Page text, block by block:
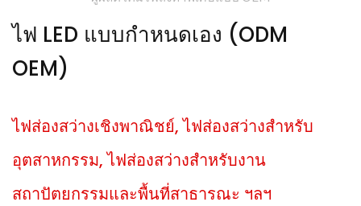
ไฟ LED แบบกำหนดเอง (ODM
OEM)
ไฟส่องสว่างเชิงพาณิชย์, ไฟส่องสว่างสำหรับ
อุตสาหกรรม, ไฟส่องสว่างสำหรับงาน
สถาปัตยกรรมและพื้นที่สาธารณะ ฯลฯ